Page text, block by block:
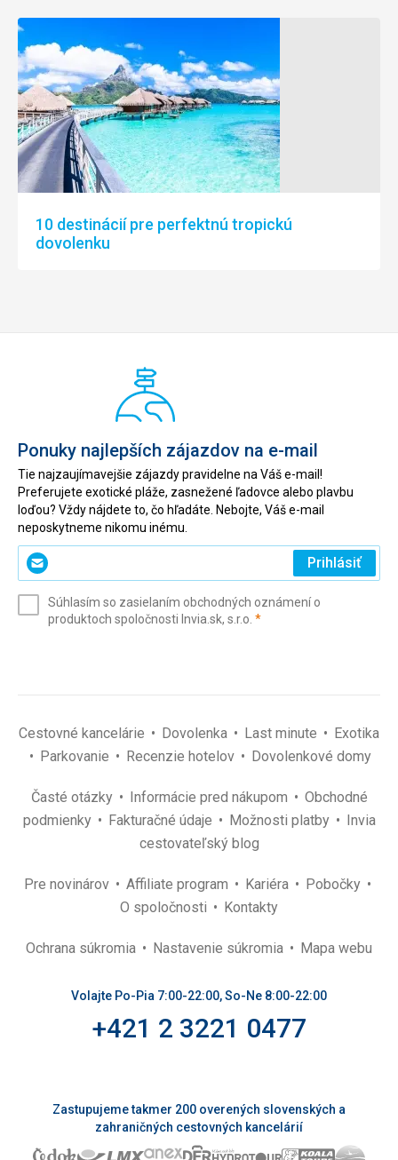
10 destinácií pre perfektnú tropickú
dovolenku
Ponuky najlepších zájazdov na e-mail
Tie najzaujímavejšie zájazdy pravidelne na Váš e-mail!
Preferujete exotické pláže, zasnežené ľadovce alebo plavbu
loďou? Vždy nájdete to, čo hľadáte. Nebojte, Váš e-mail
neposkytneme nikomu inému.
Zadajte
svoj
(povinné)
Prihlásiť
Súhlasím so zasielaním obchodných oznámení o
produktoch spoločnosti Invia.sk, s.r.o. *(povinné)
Cestovné kancelárie Dovolenka Last minute
Exotika
Parkovanie
Recenzie hotelov Dovolenkové domy
Časté otázky Informácie pred nákupom
Obchodné
podmienky
Fakturačné údaje Možnosti platby
Invia
cestovateľský blog
Pre novinárov Affiliate program Kariéra
Pobočky
O spoločnosti
Kontakty
Ochrana súkromia Nastavenie súkromia Mapa webu
Volajte Po-Pia 7:00-22:00, So-Ne 8:00-22:00
+421 2 3221 0477
Zastupujeme takmer 200 overených slovenských a
zahraničných cestovných kancelárií